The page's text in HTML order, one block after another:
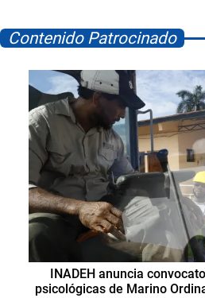
Contenido Patrocinado
INADEH anuncia
psicológicas de Marino